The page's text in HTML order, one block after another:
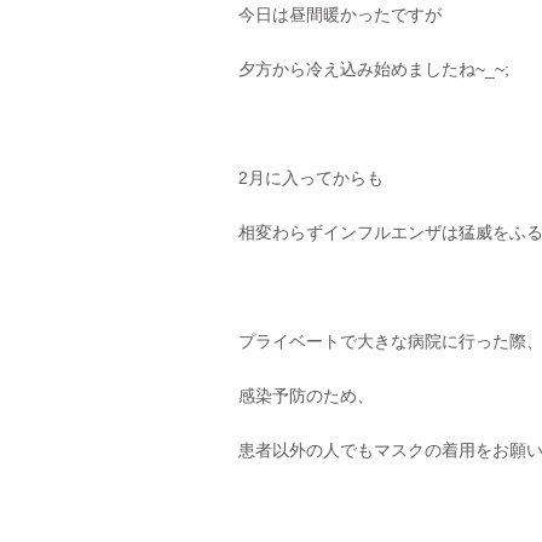
今日は昼間暖かったですが
夕方から冷え込み始めましたね~_~;
2月に入ってからも
相変わらずインフルエンザは猛威をふ
プライベートで大きな病院に行った際、
感染予防のため、
患者以外の人でもマスクの着用をお願